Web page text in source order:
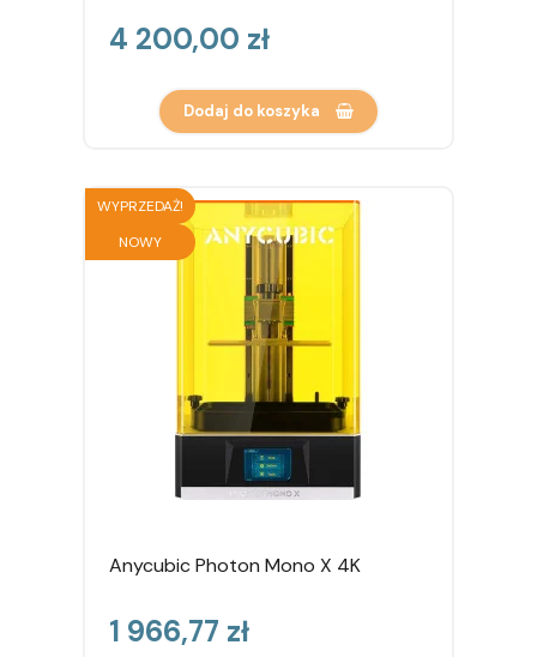
Cena
4 200,00 zł
Dodaj do koszyka
WYPRZEDAŻ!
NOWY
Anycubic Photon Mono X 4K
Cena
1 966,77 zł